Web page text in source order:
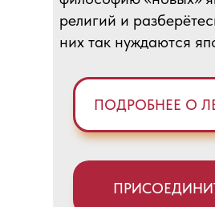
религий и
них так нуждаются
ПОДРОБНЕЕ О